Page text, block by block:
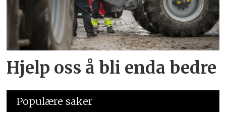
Hjelp oss å bli enda bedre
Populære saker